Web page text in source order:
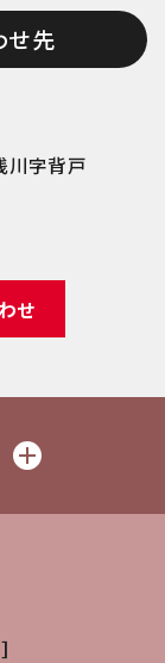
せ先
字背戸
せ